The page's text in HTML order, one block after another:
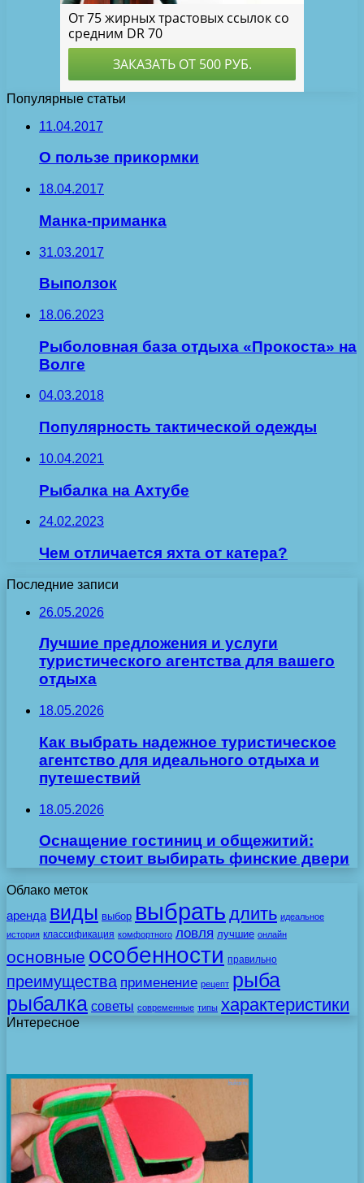
Популярные статьи
11.04.2017
О пользе прикормки
18.04.2017
Манка-приманка
31.03.2017
Выползок
18.06.2023
Рыболовная база отдыха «Прокоста» на
Волге
04.03.2018
Популярность тактической одежды
10.04.2021
Рыбалка на Ахтубе
24.02.2023
Чем отличается яхта от катера?
Последние записи
26.05.2026
Лучшие предложения и услуги
туристического агентства для вашего
отдыха
18.05.2026
Как выбрать надежное туристическое
агентство для идеального отдыха и
путешествий
18.05.2026
Оснащение гостиниц и общежитий:
почему стоит выбирать финские двери
Облако меток
аренда виды выбор выбрать длить идеальное
история классификация комфортного ловля лучшие онлайн
основные особенности правильно
преимущества применение рецепт рыба
рыбалка советы современные типы характеристики
Интересное